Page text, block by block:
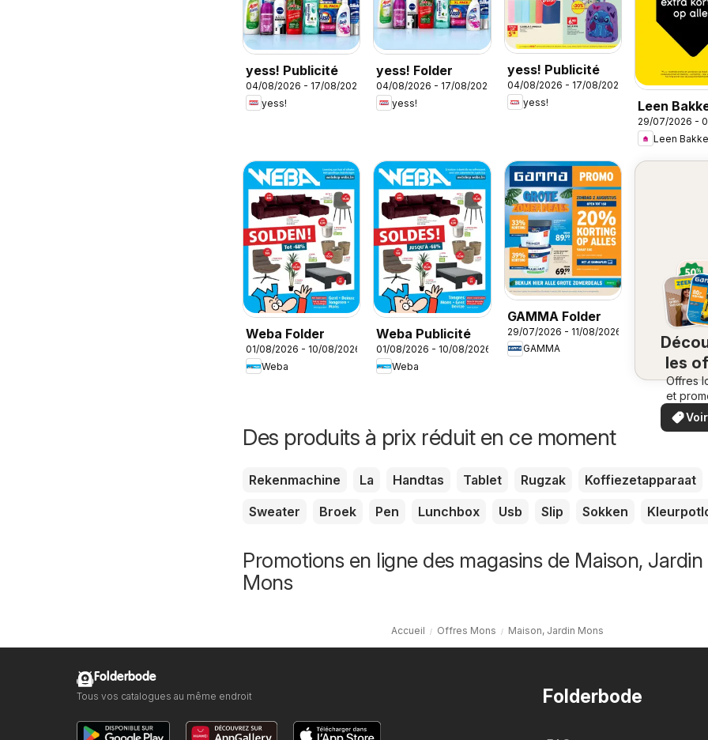
yess! Publicité
04/08/2026 - 17/08/2026
yess!
yess! Folder
04/08/2026 - 17/08/2026
yess!
yess! Publicité
04/08/2026 - 17/08/2026
yess!
Leen
Folder /
29/07/2026 -
Leen
Weba Folder
01/08/2026 - 10/08/2026
Weba
Weba Publicité
01/08/2026 - 10/08/2026
Weba
GAMMA Folder
29/07/2026 - 11/08/2026
GAMMA
les
à
Offres
et
Des produits à prix réduit en ce moment
Rekenmachine La Handtas Tablet Rugzak
Koffiezetapparaat
Sweater
Broek Pen Lunchbox Usb Slip Sokken
Promotions en ligne des magasins de Maison, Jardin
Mons
Accueil Offres Mons Maison, Jardin Mons
Folderbode
Folderbode
Tous vos catalogues au même endroit